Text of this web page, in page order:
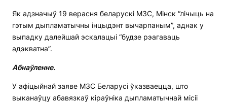
Як адзначыў 19 верасня беларускі МЗС, Мінск “лічыць на
гэтым дыпламатычны інцыдэнт вычарпаным”, аднак у
выпадку далейшай эскалацыі “будзе рэагаваць
адэкватна”.
Абнаўленне.
У афіцыйнай заяве МЗС Беларусі ўказваецца, што
выканаўцу абавязкаў кіраўніка дыпламатычнай місіі